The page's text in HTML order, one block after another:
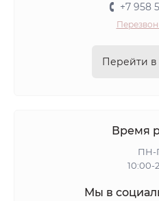
+7 958
Перейти в
Время
ПН-
10:00-
Мы в